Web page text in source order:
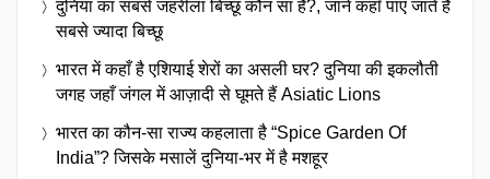
दुनिया का सबसे जहरीला बिच्छू कौन सा है?, जानें कहाँ पाए जाते हैं
सबसे ज्यादा बिच्छू
भारत में कहाँ है एशियाई शेरों का असली घर? दुनिया की इकलौती
जगह जहाँ जंगल में आज़ादी से घूमते हैं Asiatic Lions
भारत का कौन-सा राज्य कहलाता है “Spice Garden Of
India”? जिसके मसालें दुनिया-भर में है मशहूर